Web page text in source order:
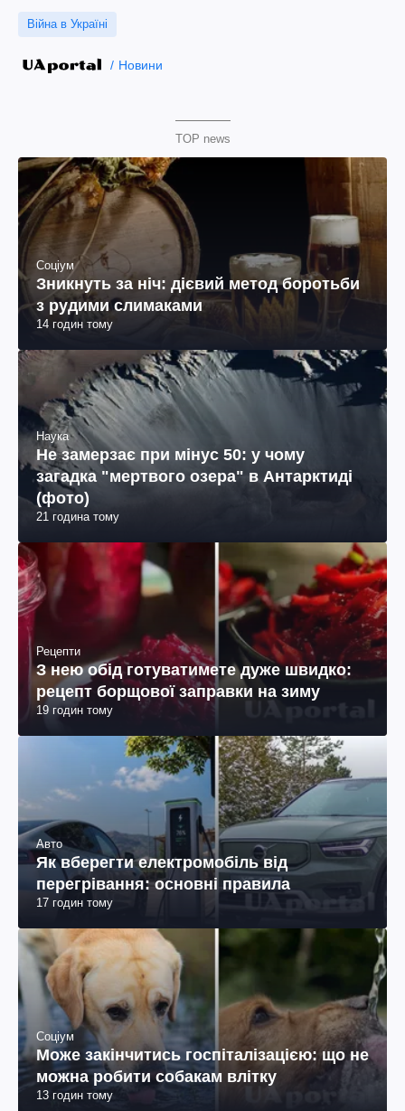
Війна в Україні
Новини
TOP news
Соціум
Зникнуть за ніч: дієвий метод боротьби
з рудими слимаками
14 годин тому
Наука
Не замерзає при мінус 50: у чому
загадка "мертвого озера" в Антарктиді
(фото)
21 година тому
Рецепти
З нею обід готуватимете дуже швидко:
рецепт борщової заправки на зиму
19 годин тому
Авто
Як вберегти електромобіль від
перегрівання: основні правила
17 годин тому
Соціум
Може закінчитись госпіталізацією: що не
можна робити собакам влітку
13 годин тому